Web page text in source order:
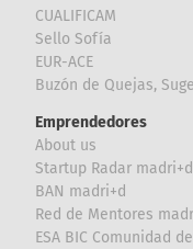
CUALIFICAM
Sello Sofía
EUR-ACE
Buzón de Quejas,
Emprendedores
About us
Startup Radar madri+d
BAN madri+d
Red de Mentores
ESA BIC Comunidad